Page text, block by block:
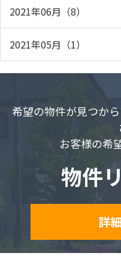
2021年06月（8）
2021年05月（1）
希望の物件が見つか
お客様の希
物件
詳